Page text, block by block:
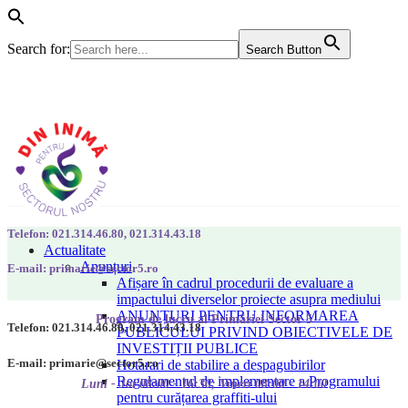
Search for: Search Button
Actualitate
Anunțuri
Afișare în cadrul procedurii de evaluare a
impactului diverselor proiecte asupra mediului
ANUNȚURI PENTRU INFORMAREA
PUBLICULUI PRIVIND OBIECTIVELE DE
INVESTIȚII PUBLICE
Hotarari de stabilire a despagubirilor
Regulamentul de implementare a Programului
pentru curățarea graffiti-ului
Telefon: 021.314.46.80, 021.314.43.18
E-mail: primarie@sector5.ro
Program de lucru al Primăriei Sector 5
Luni - Joi 08:00 - 16:30; Vineri 08:00 - 14:00
Telefon: 021.314.46.80, 021.314.43.18
E-mail: primarie@sector5.ro